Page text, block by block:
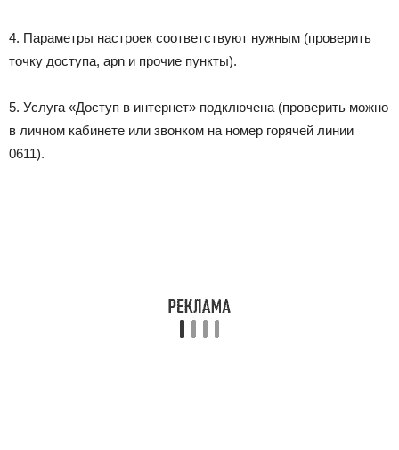
4. Параметры настроек соответствуют нужным (проверить
точку доступа, apn и прочие пункты).
5. Услуга «Доступ в интернет» подключена (проверить можно
в личном кабинете или звонком на номер горячей линии
0611).